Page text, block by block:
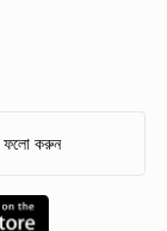
ফলো করুন